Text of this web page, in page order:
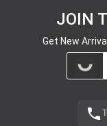
JOIN
Get New